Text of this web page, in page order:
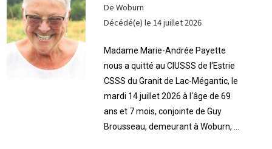
De Woburn
Décédé(e) le 14 juillet 2026
Madame Marie-Andrée Payette
nous a quitté au CIUSSS de l‘Estrie
CSSS du Granit de Lac-Mégantic, le
mardi 14 juillet 2026 à l‘âge de 69
ans et 7 mois, conjointe de Guy
Brousseau, demeurant à Woburn, ...